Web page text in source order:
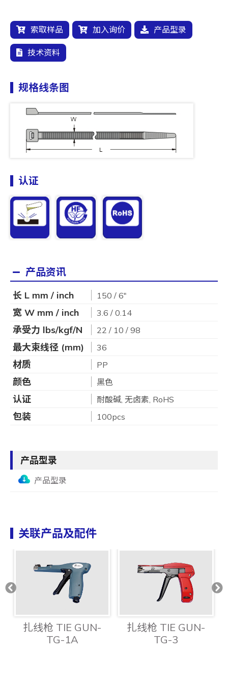
索取样品 加入询价 产品型录
技术资料
规格线条图
认证
产品资讯
长 L mm / inch 150 / 6"
宽 W mm / inch 3.6 / 0.14
承受力 lbs/kgf/N 22 / 10 / 98
最大束线径 (mm) 36
材质 PP
颜色 黑色
认证 耐酸碱, 无卤素, RoHS
包装 100pcs
产品型录
产品型录
关联产品及配件
扎线枪 TIE GUN-
TG-1A
扎线枪 TIE GUN-
TG-3